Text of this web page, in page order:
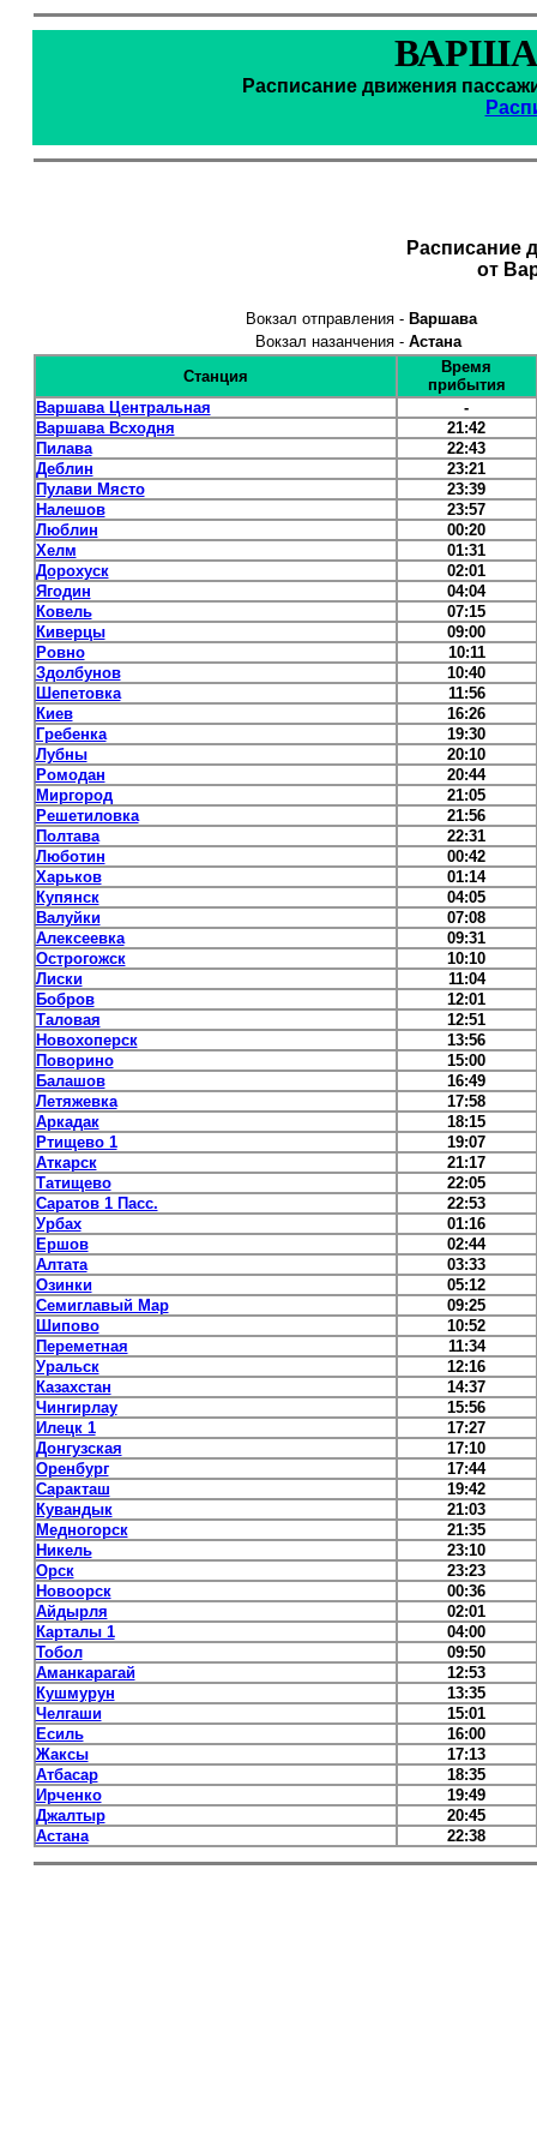
Расписание движения
Расписание
от
Вокзал отправления - Варшава
Вокзал назанчения - Астана
Станция
Время
прибытия
Варшава Центральная
-
Варшава Всходня
21:42
Пилава
22:43
Деблин
23:21
Пулави Място
23:39
Налешов
23:57
Люблин
00:20
Хелм
01:31
Дорохуск
02:01
Ягодин
04:04
Ковель
07:15
Киверцы
09:00
Ровно
10:11
Здолбунов
10:40
Шепетовка
11:56
Киев
16:26
Гребенка
19:30
Лубны
20:10
Ромодан
20:44
Миргород
21:05
Решетиловка
21:56
Полтава
22:31
Люботин
00:42
Харьков
01:14
Купянск
04:05
Валуйки
07:08
Алексеевка
09:31
Острогожск
10:10
Лиски
11:04
Бобров
12:01
Таловая
12:51
Новохоперск
13:56
Поворино
15:00
Балашов
16:49
Летяжевка
17:58
Аркадак
18:15
Ртищево 1
19:07
Аткарск
21:17
Татищево
22:05
Саратов 1 Пасс.
22:53
Урбах
01:16
Ершов
02:44
Алтата
03:33
Озинки
05:12
Семиглавый Мар
09:25
Шипово
10:52
Переметная
11:34
Уральск
12:16
Казахстан
14:37
Чингирлау
15:56
Илецк 1
17:27
Донгузская
17:10
Оренбург
17:44
Саракташ
19:42
Кувандык
21:03
Медногорск
21:35
Никель
23:10
Орск
23:23
Новоорск
00:36
Айдырля
02:01
Карталы 1
04:00
Тобол
09:50
Аманкарагай
12:53
Кушмурун
13:35
Челгаши
15:01
Есиль
16:00
Жаксы
17:13
Атбасар
18:35
Ирченко
19:49
Джалтыр
20:45
Астана
22:38